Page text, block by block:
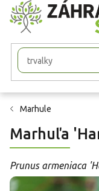
Prejsť
na
obsah
Marhule
Marhuľa
Prunus armeniaca